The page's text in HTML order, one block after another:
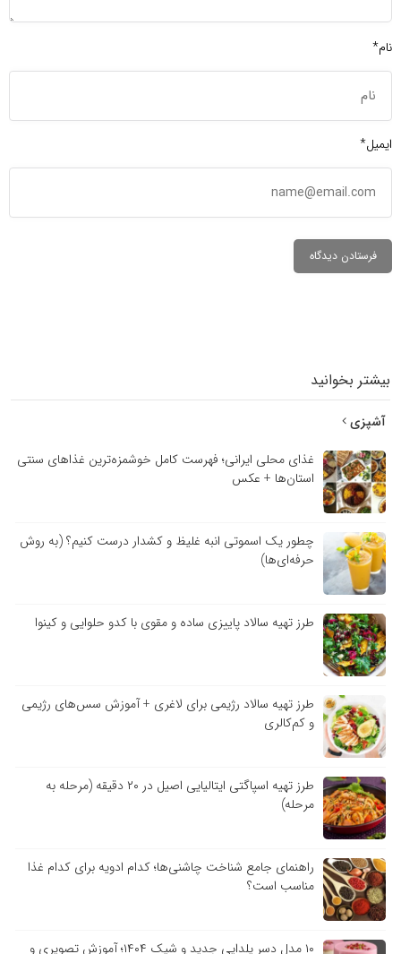
نام*
ایمیل*
بیشتر بخوانید
آشپزی
غذای محلی ایرانی؛ فهرست کامل خوشمزه‌ترین غذاهای سنتی
استان‌ها + عکس
چطور یک اسموتی انبه غلیظ و کشدار درست کنیم؟ (به روش
حرفه‌ای‌ها)
طرز تهیه سالاد پاییزی ساده و مقوی با کدو حلوایی و کینوا
طرز تهیه سالاد رژیمی برای لاغری + آموزش سس‌های رژیمی
و کم‌کالری
طرز تهیه اسپاگتی ایتالیایی اصیل در ۲۰ دقیقه (مرحله به
مرحله)
راهنمای جامع شناخت چاشنی‌ها؛ کدام ادویه برای کدام غذا
مناسب است؟
۱۰ مدل دسر یلدایی جدید و شیک ۱۴۰۴؛ آموزش تصویری و